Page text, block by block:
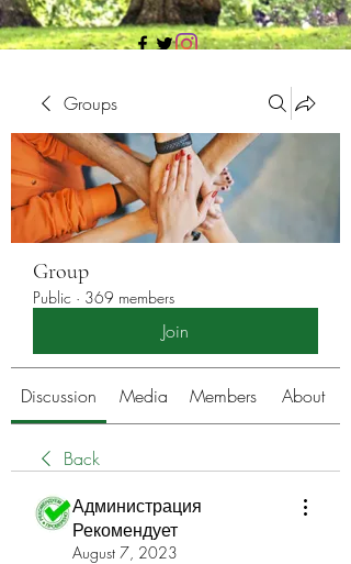
Groups
Group
Public · 369 members
Join
Discussion Media Members About
Back
Администрация
Рекомендует
August 7, 2023